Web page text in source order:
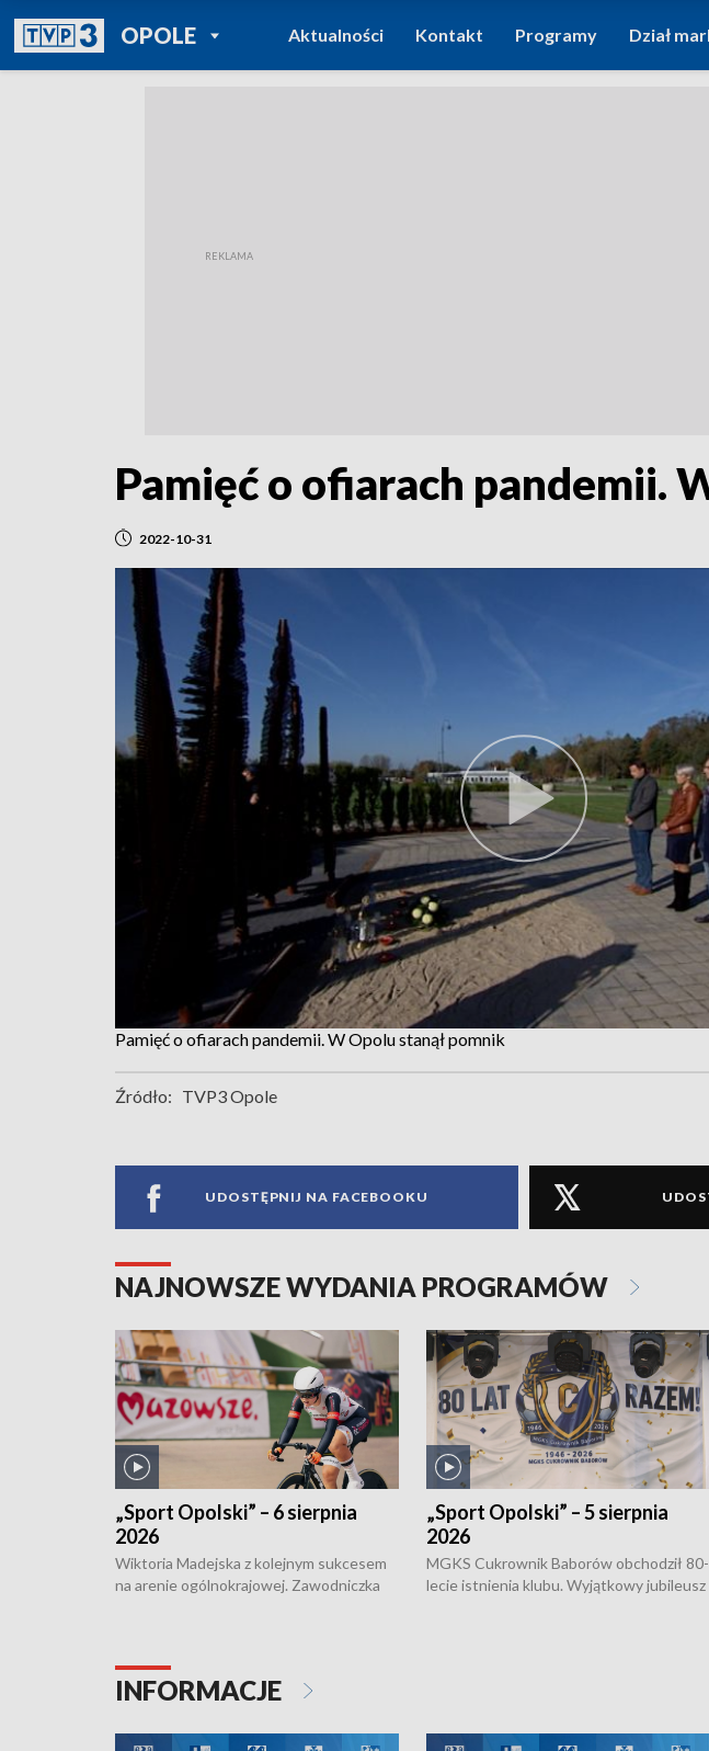
OPOLEPOWRÓT DO
TVP REGIONY
Aktualności Kontakt Programy Dział
Pamięć o ofiarach pandemii.
2022-10-31
Pamięć o ofiarach pandemii. W Opolu stanął pomnik
Źródło: TVP3 Opole
UDOSTĘPNIJ NA FACEBOOKU
NAJNOWSZE WYDANIA PROGRAMÓW
„Sport Opolski” – 6 sierpnia
2026
Wiktoria Madejska z kolejnym sukcesem
na arenie ogólnokrajowej. Zawodniczka
torowym.
„Sport Opolski” – 5 sierpnia
2026
MGKS Cukrownik Baborów obchodził 80-
lecie istnienia klubu. Wyjątkowy jubileusz
INFORMACJE